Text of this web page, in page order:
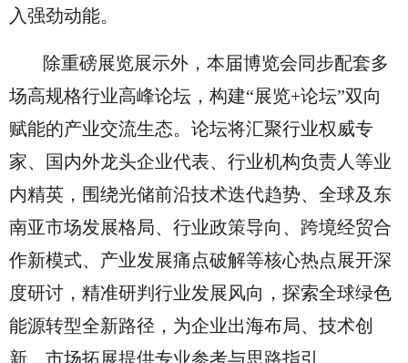
入强劲动能。
除重磅展览展示外，本届博览会同步配套多
场高规格行业高峰论坛，构建“展览+论坛”双向
赋能的产业交流生态。论坛将汇聚行业权威专
家、国内外龙头企业代表、行业机构负责人等业
内精英，围绕光储前沿技术迭代趋势、全球及东
南亚市场发展格局、行业政策导向、跨境经贸合
作新模式、产业发展痛点破解等核心热点展开深
度研讨，精准研判行业发展风向，探索全球绿色
能源转型全新路径，为企业出海布局、技术创
新、市场拓展提供专业参考与思路指引。